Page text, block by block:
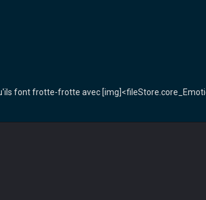
font frotte-frotte avec